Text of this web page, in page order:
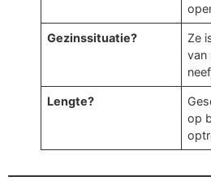
Gezinssituatie?
Ze
van
Lengte?
op